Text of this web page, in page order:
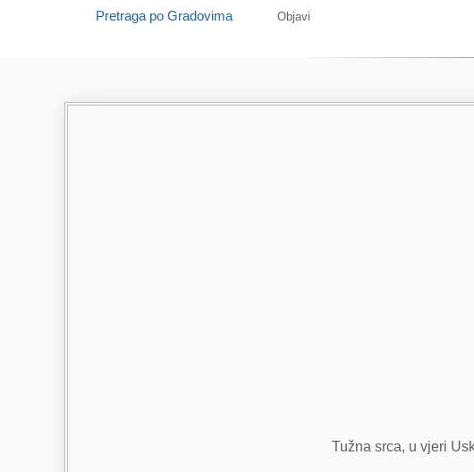
Pretraga po Gradovima Objavi
Tužna srca, u vjeri